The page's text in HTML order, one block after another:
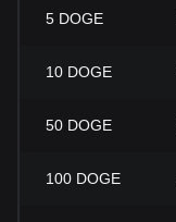
5 DOGE
10 DOGE
50 DOGE
100 DOGE